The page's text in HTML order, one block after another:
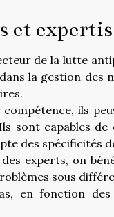
et
de la lutte
la gestion des
ils
sont capables
des spécificités
experts, on
sous
en fonction